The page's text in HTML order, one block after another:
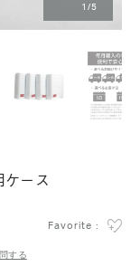
1 /5
ース
Favorite :
する